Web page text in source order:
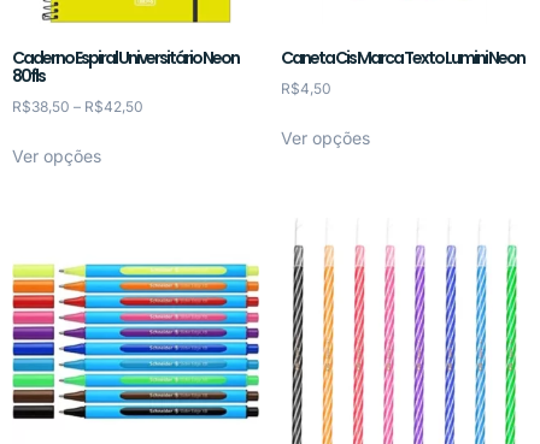
Caderno Espiral Universitário Neon
80fls
R$38,50 – R$42,50
Ver opções
Caneta Cis Marca Texto Lumini Neon
R$4,50
Ver opções